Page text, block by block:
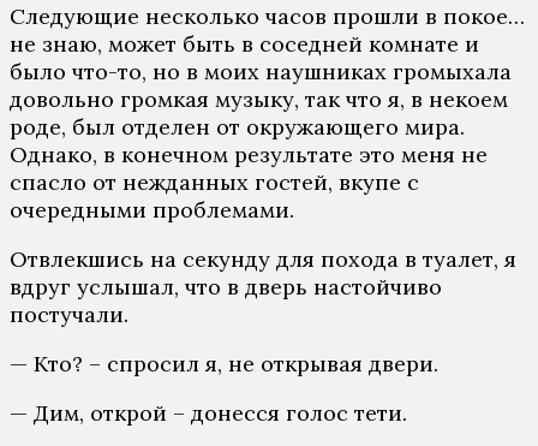
Следующие несколько часов прошли в покое…
не знаю, может быть в соседней комнате и
было что-то, но в моих наушниках громыхала
довольно громкая музыку, так что я, в некоем
роде, был отделен от окружающего мира.
Однако, в конечном результате это меня не
спасло от нежданных гостей, вкупе с
очередными проблемами.
Отвлекшись на секунду для похода в туалет, я
вдруг услышал, что в дверь настойчиво
постучали.
— Кто? – спросил я, не открывая двери.
— Дим, открой – донесся голос тети.